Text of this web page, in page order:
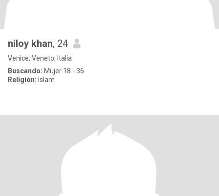
niloy khan, 24
Venice, Veneto, Italia
Buscando: Mujer 18 - 36
Religión: Islam